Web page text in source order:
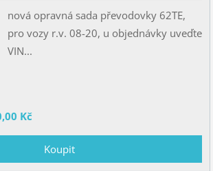
nová opravná sada převodovky 62TE,
pro vozy r.v. 08-20, u objednávky uveďte
VIN...
Kč